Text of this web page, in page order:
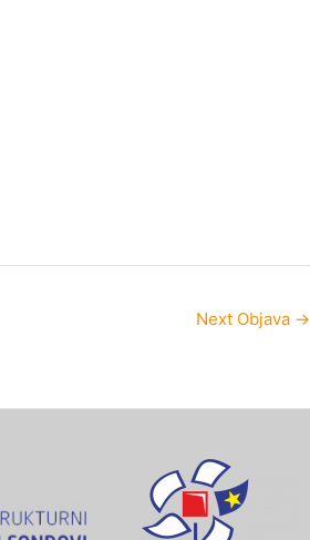
Next Objava →